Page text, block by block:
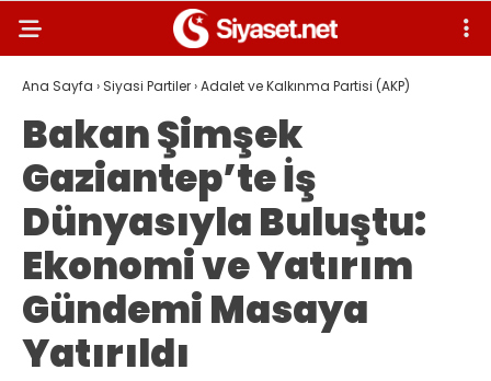
Ana Sayfa › Siyasi Partiler›Adalet ve Kalkınma Partisi (AKP)
Bakan Şimşek
Gaziantep’te İş
Dünyasıyla Buluştu:
Ekonomi ve Yatırım
Gündemi Masaya
Yatırıldı